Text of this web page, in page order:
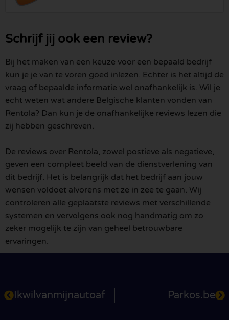
Schrijf jij ook een review?
Bij het maken van een keuze voor een bepaald bedrijf
kun je je van te voren goed inlezen. Echter is het altijd de
vraag of bepaalde informatie wel onafhankelijk is. Wil je
echt weten wat andere Belgische klanten vonden van
Rentola? Dan kun je de onafhankelijke reviews lezen die
zij hebben geschreven.
De reviews over Rentola, zowel postieve als negatieve,
geven een compleet beeld van de dienstverlening van
dit bedrijf. Het is belangrijk dat het bedrijf aan jouw
wensen voldoet alvorens met ze in zee te gaan. Wij
controleren alle geplaatste reviews met verschillende
systemen en vervolgens ook nog handmatig om zo
zeker mogelijk te zijn van geheel betrouwbare
ervaringen.
Ikwilvanmijnautoaf Parkos.be